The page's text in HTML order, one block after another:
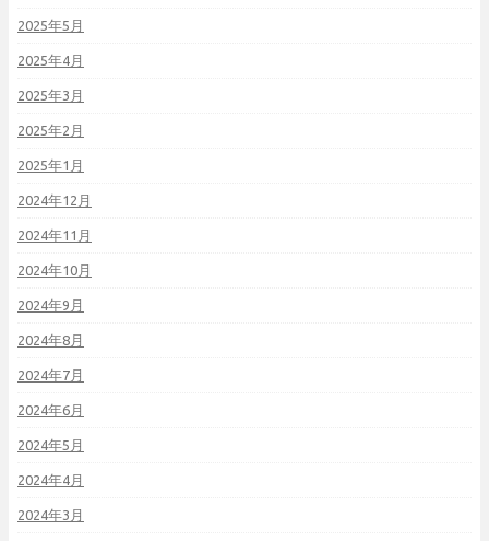
2025年5月
2025年4月
2025年3月
2025年2月
2025年1月
2024年12月
2024年11月
2024年10月
2024年9月
2024年8月
2024年7月
2024年6月
2024年5月
2024年4月
2024年3月